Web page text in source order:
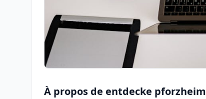
À propos de entdecke pforzheim